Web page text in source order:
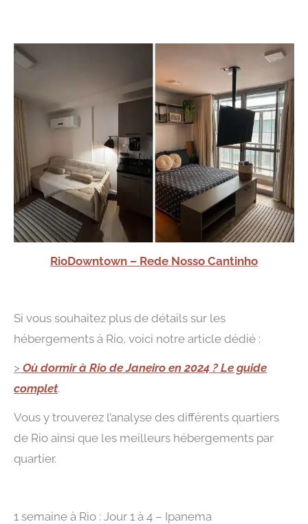
RioDowntown – Rede Nosso Cantinho
Si vous souhaitez plus de détails sur les
hébergements à Rio, voici notre article dédié :
> Où dormir à Rio de Janeiro en 2024 ? Le guide
complet.
Vous y trouverez l’analyse des différents quartiers
de Rio ainsi que les meilleurs hébergements par
quartier.
1 semaine à Rio : Jour 1 à 4 – Ipanema